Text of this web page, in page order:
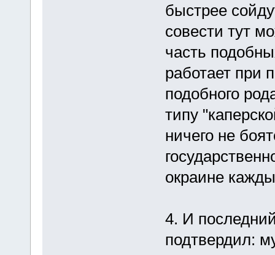
быстрее
совести тут
часть
работает при
подобного
типу
ничего не
окраине
4. И
подтвердил: